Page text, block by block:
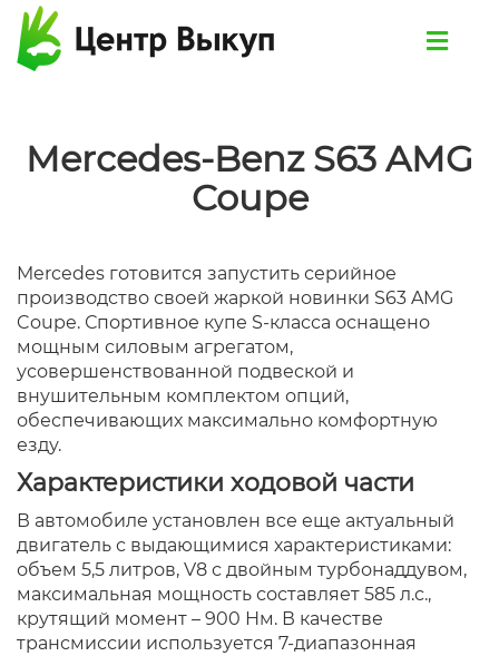
Mercedes-Benz S63 AMG
Coupe
Mercedes готовится запустить серийное
производство своей жаркой новинки S63 AMG
Coupe. Спортивное купе S-класса оснащено
мощным силовым агрегатом,
усовершенствованной подвеской и
внушительным комплектом опций,
обеспечивающих максимально комфортную
езду.
Характеристики ходовой части
В автомобиле установлен все еще актуальный
двигатель с выдающимися характеристиками:
объем 5,5 литров, V8 с двойным турбонаддувом,
максимальная мощность составляет 585 л.с.,
крутящий момент – 900 Нм. В качестве
трансмиссии используется 7-диапазонная